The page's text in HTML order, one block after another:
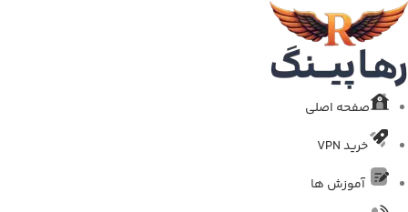
صفحه اصلی
خرید VPN
آموزش ها